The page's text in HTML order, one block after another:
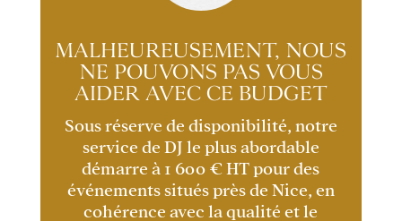
MALHEUREUSEMENT, NOUS
NE POUVONS PAS VOUS
AIDER AVEC CE BUDGET
Sous réserve de disponibilité, notre
service de DJ le plus abordable
démarre à 1 600 € HT pour des
événements situés près de Nice, en
cohérence avec la qualité et le